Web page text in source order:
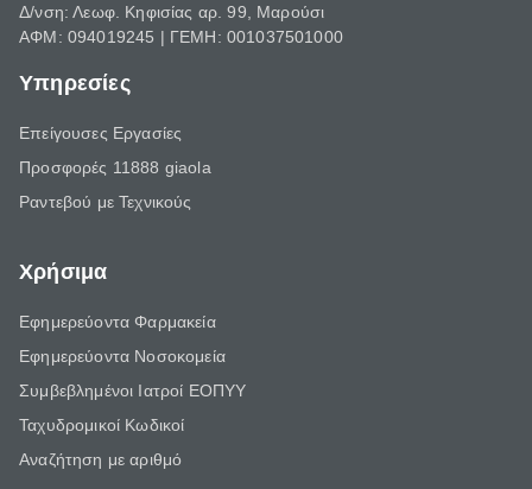
Δ/νση: Λεωφ. Κηφισίας αρ. 99, Μαρούσι
ΑΦΜ: 094019245 | ΓΕΜΗ: 001037501000
Υπηρεσίες
Επείγουσες Εργασίες
Προσφορές 11888 giaola
Ραντεβού με Τεχνικούς
Χρήσιμα
Εφημερεύοντα Φαρμακεία
Εφημερεύοντα Νοσοκομεία
Συμβεβλημένοι Ιατροί ΕΟΠΥΥ
Ταχυδρομικοί Κωδικοί
Αναζήτηση με αριθμό